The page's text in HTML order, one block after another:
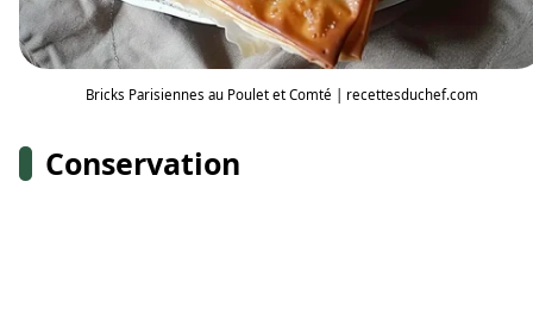
Bricks Parisiennes au Poulet et Comté | recettesduchef.com
Conservation